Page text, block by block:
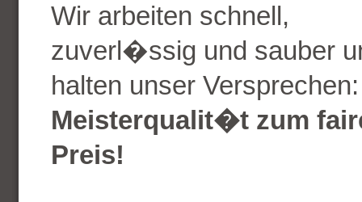
Wir arbeiten schnell,
zuverl�ssig und sauber
halten unser Versprechen:
Meisterqualit�t zum
Preis!